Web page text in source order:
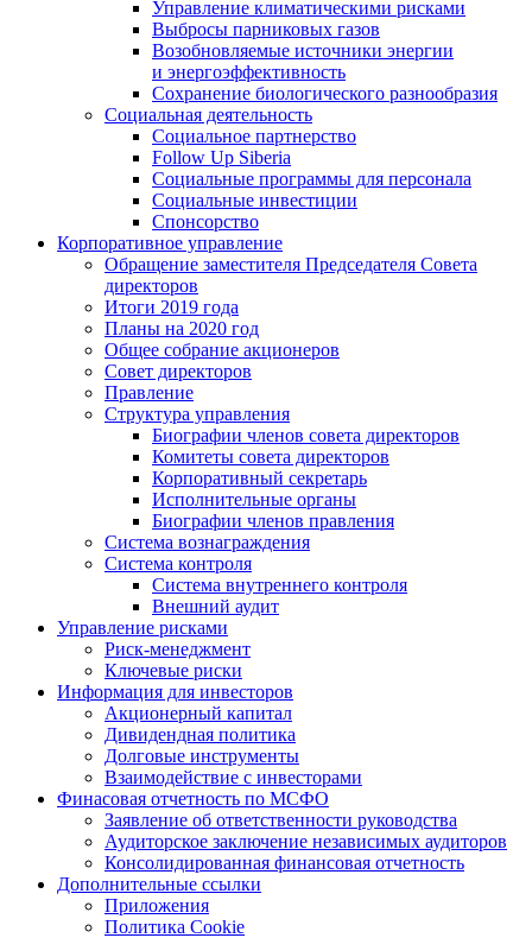
Управление климатическими рисками
Выбросы парниковых газов
Возобновляемые источники энергии
и энергоэффективность
Сохранение биологического разнообразия
Социальная деятельность
Социальное партнерство
Follow Up Siberia
Социальные программы для персонала
Социальные инвестиции
Спонсорство
Корпоративное управление
Обращение заместителя Председателя Совета
директоров
Итоги 2019 года
Планы на 2020 год
Общее собрание акционеров
Совет директоров
Правление
Структура управления
Биографии членов совета директоров
Комитеты совета директоров
Корпоративный секретарь
Исполнительные органы
Биографии членов правления
Система вознаграждения
Система контроля
Система внутреннего контроля
Внешний аудит
Управление рисками
Риск-менеджмент
Ключевые риски
Информация для инвесторов
Акционерный капитал
Дивидендная политика
Долговые инструменты
Взаимодействие с инвеcторами
Финасовая отчетность по МСФО
Заявление об ответственности руководства
Аудиторское заключение независимых аудиторов
Консолидированная финансовая отчетность
Дополнительные ссылки
Приложения
Политика Cookie